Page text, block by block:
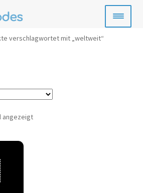
verschlagwortet mit „weltweit“
angezeigt